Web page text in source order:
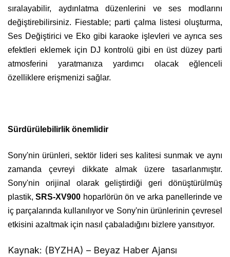
sıralayabilir, aydınlatma düzenlerini ve ses modlarını
değiştirebilirsiniz. Fiestable; parti çalma listesi oluşturma,
Ses Değiştirici ve Eko gibi karaoke işlevleri ve ayrıca ses
efektleri eklemek için DJ kontrolü gibi en üst düzey parti
atmosferini yaratmanıza yardımcı olacak eğlenceli
özelliklere erişmenizi sağlar.
Sürdürülebilirlik önemlidir
Sony'nin ürünleri, sektör lideri ses kalitesi sunmak ve aynı
zamanda çevreyi dikkate almak üzere tasarlanmıştır.
Sony'nin orijinal olarak geliştirdiği geri dönüştürülmüş
plastik,SRS-XV900 hoparlörün ön ve arka panellerinde ve
iç parçalarında kullanılıyor ve Sony'nin ürünlerinin çevresel
etkisini azaltmak için nasıl çabaladığını bizlere yansıtıyor.
Kaynak: (BYZHA) – Beyaz Haber Ajansı